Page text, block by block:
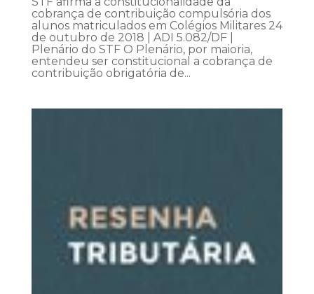
cobrança de contribuição compulsória dos
alunos matriculados em Colégios Militares 24
de outubro de 2018 | ADI 5.082/DF |
Plenário do STF O Plenário, por maioria,
entendeu ser constitucional a cobrança de
contribuição obrigatória de...